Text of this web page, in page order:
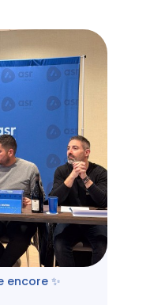
encore ✨